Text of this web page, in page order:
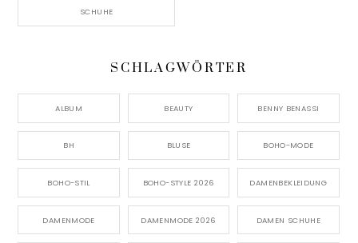
SCHUHE
SCHLAGWÖRTER
ALBUM BEAUTY BENNY BENASSI
BH BLUSE BOHO-MODE
BOHO-STIL BOHO-STYLE 2026 DAMENBEKLEIDUNG
DAMENMODE DAMENMODE 2026 DAMEN SCHUHE